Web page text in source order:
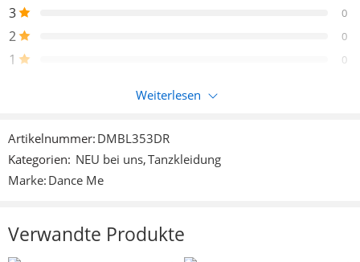
3 0
2 0
1 0
Nur eingeloggte Kunden, die dieses Produkt gekauft haben,
Rezensionen
Weiterlesen
Artikelnummer: DMBL353DR
Kategorien: NEU bei uns,Tanzkleidung
Marke: Dance Me
Verwandte Produkte